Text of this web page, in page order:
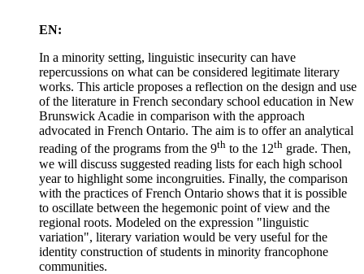
EN:
In a minority setting, linguistic insecurity can have
repercussions on what can be considered legitimate literary
works. This article proposes a reflection on the design and use
of the literature in French secondary school education in New
Brunswick Acadie in comparison with the approach
advocated in French Ontario. The aim is to offer an analytical
reading of the programs from the 9th to the 12th grade. Then,
we will discuss suggested reading lists for each high school
year to highlight some incongruities. Finally, the comparison
with the practices of French Ontario shows that it is possible
to oscillate between the hegemonic point of view and the
regional roots. Modeled on the expression "linguistic
variation", literary variation would be very useful for the
identity construction of students in minority francophone
communities.